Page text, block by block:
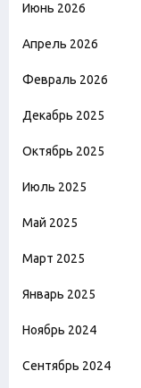
Июнь 2026
Апрель 2026
Февраль 2026
Декабрь 2025
Октябрь 2025
Июль 2025
Май 2025
Март 2025
Январь 2025
Ноябрь 2024
Сентябрь 2024